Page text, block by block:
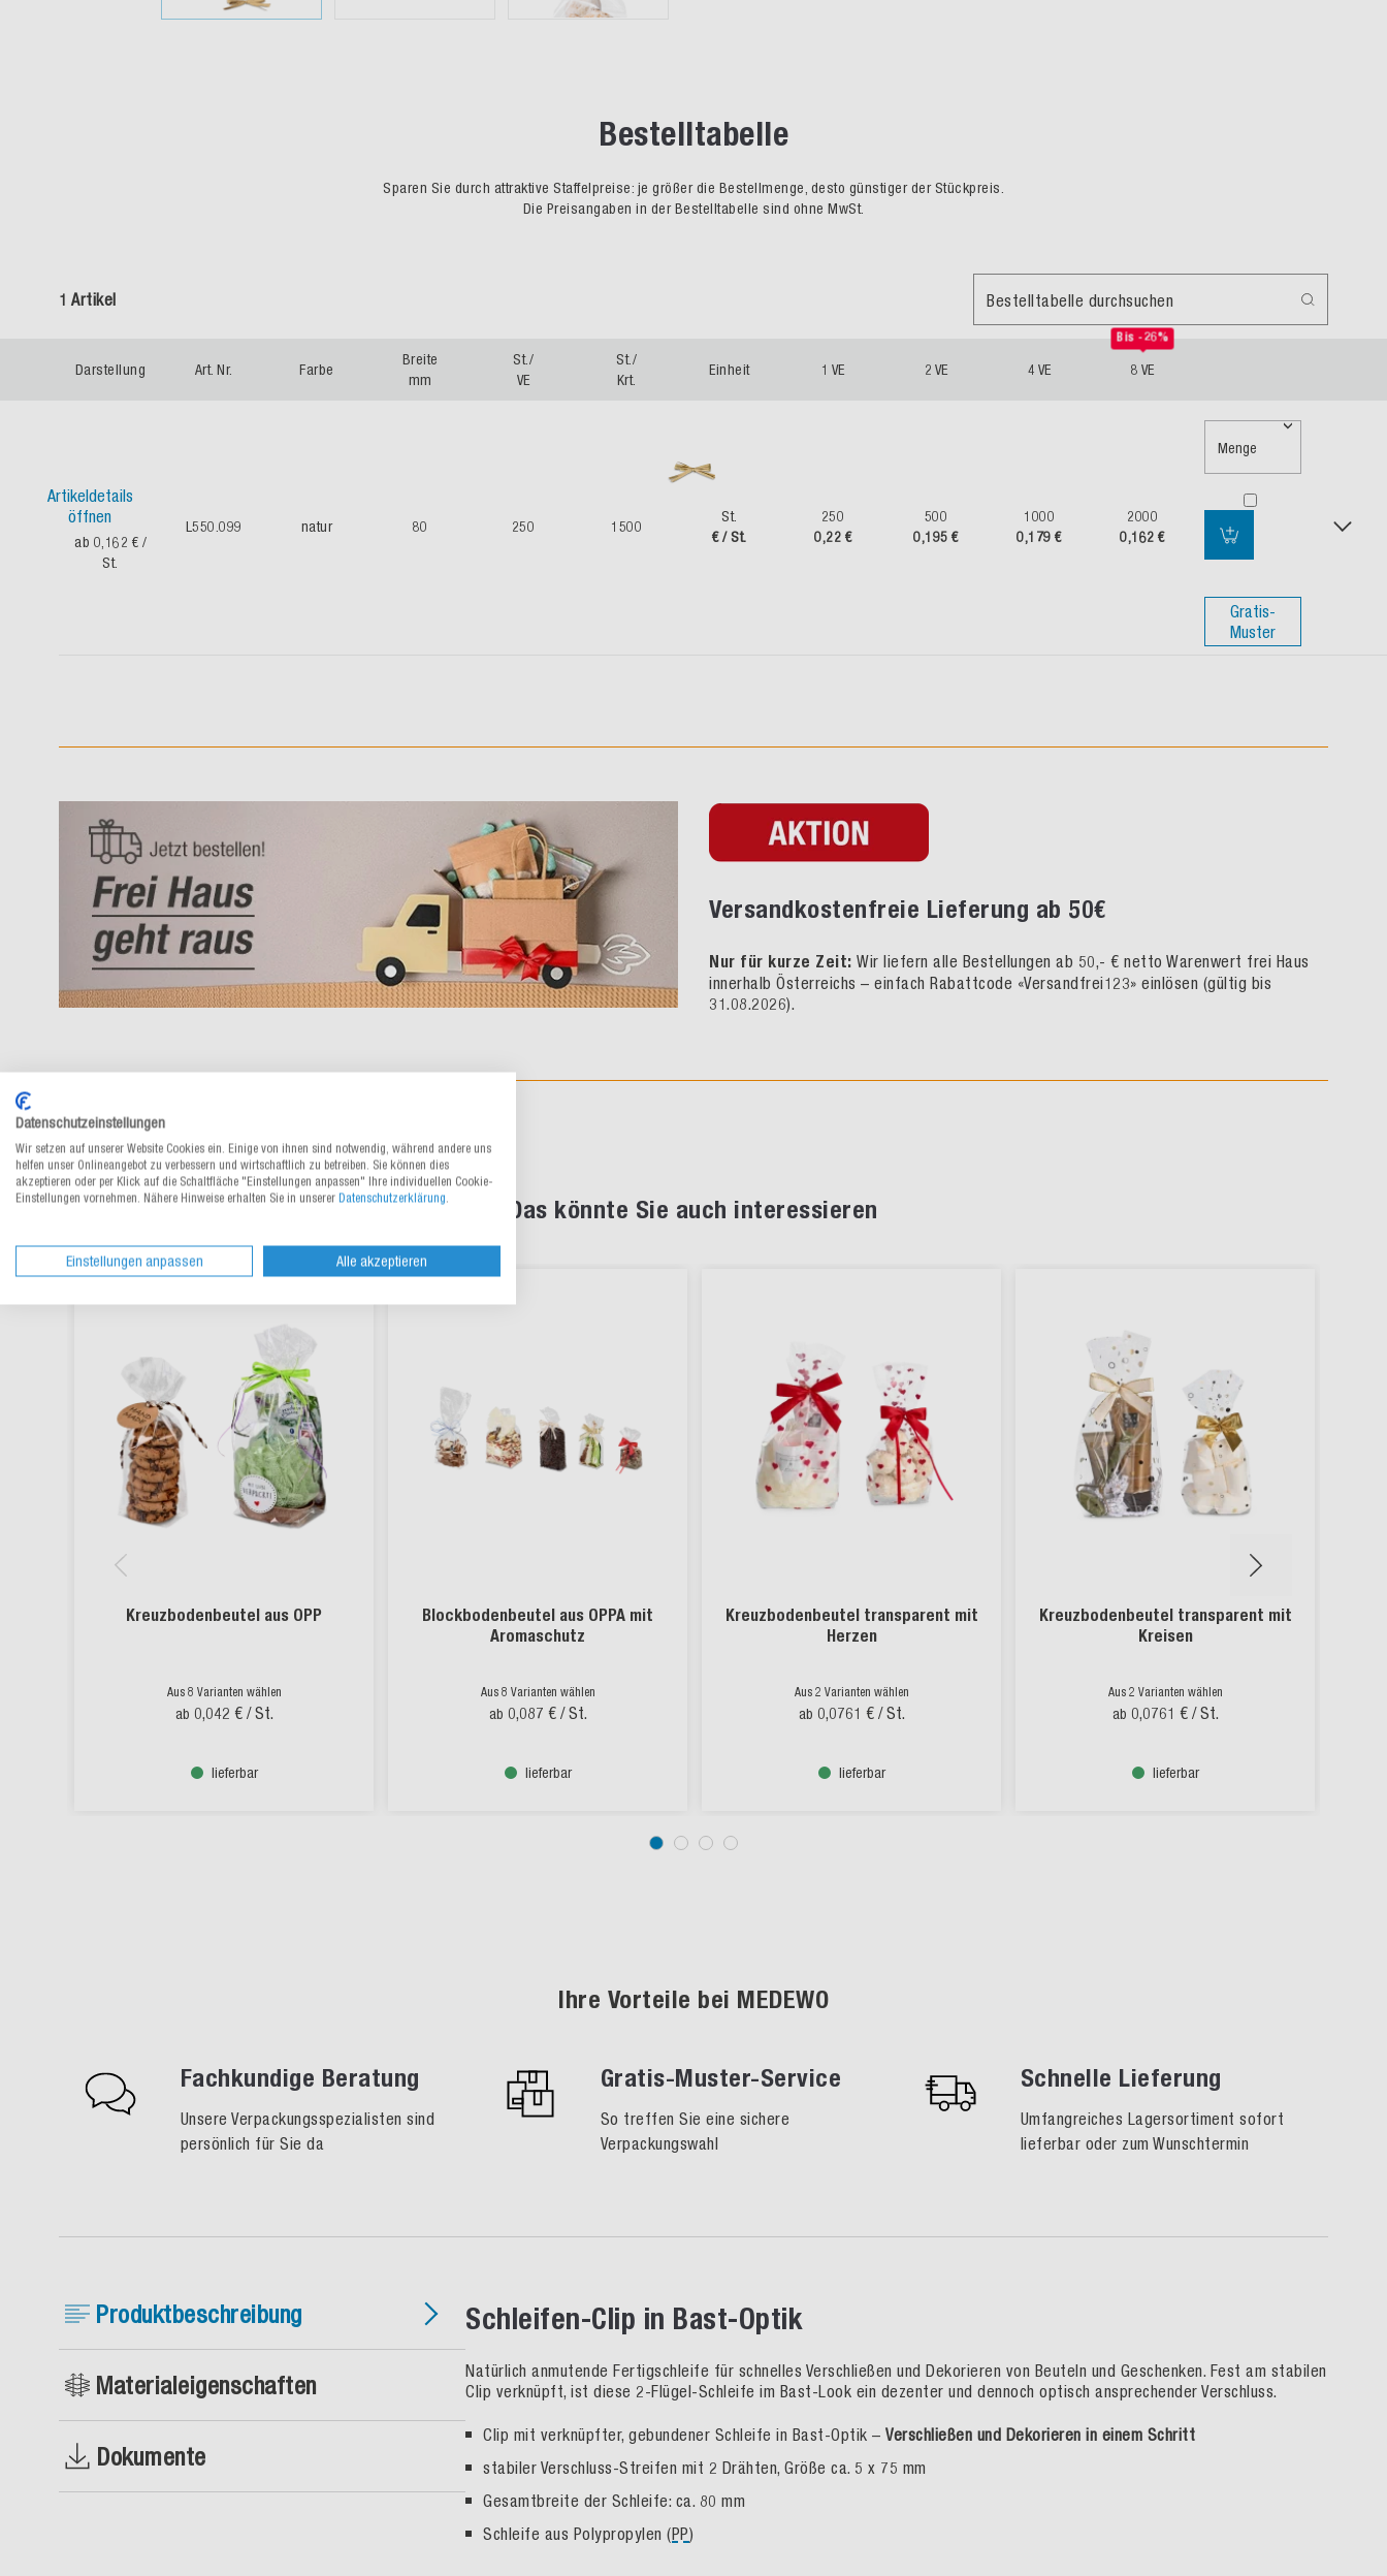
Bestelltabelle
Sparen Sie durch attraktive Staffelpreise: je größer die Bestellmenge, desto günstiger der Stückpreis.
Die Preisangaben in der Bestelltabelle sind ohne MwSt.
1 Artikel Bestelltabelle durchsuchen
Darstellung Art. Nr. Farbe
Breite
mm
St./
VE
St./
Krt.
Einheit 1 VE 2 VE 4 VE
Bis -26%
8 VE
Artikeldetails
öffnen
ab 0,162 € /
St.
L550.099 natur 80 250 1500
St.
€ / St.
250
0,22 €
500
0,195 €
1000
0,179 €
2000
0,162 €
Menge
Gratis-
Muster
Versandkostenfreie Lieferung ab 50€
Nur für kurze Zeit: Wir liefern alle Bestellungen ab 50,- € netto Warenwert frei Haus
innerhalb Österreichs – einfach Rabattcode «Versandfrei123» einlösen (gültig bis
31.08.2026).
Das könnte Sie auch interessieren
Kreuzbodenbeutel aus OPP
Aus 8 Varianten wählen
ab 0,042 € / St.
lieferbar
Blockbodenbeutel aus OPPA mit
Aromaschutz
Aus 8 Varianten wählen
ab 0,087 € / St.
lieferbar
Kreuzbodenbeutel transparent mit
Herzen
Aus 2 Varianten wählen
ab 0,0761 € / St.
lieferbar
Kreuzbodenbeutel transparent mit
Kreisen
Aus 2 Varianten wählen
ab 0,0761 € / St.
lieferbar
Ihre Vorteile bei MEDEWO
Fachkundige Beratung
Unsere Verpackungsspezialisten sind
persönlich für Sie da
Gratis-Muster-Service
So treffen Sie eine sichere
Verpackungswahl
Schnelle Lieferung
Umfangreiches Lagersortiment sofort
lieferbar oder zum Wunschtermin
Produktbeschreibung
Materialeigenschaften
Dokumente
Schleifen-Clip in Bast-Optik
Natürlich anmutende Fertigschleife für schnelles Verschließen und Dekorieren von Beuteln und Geschenken. Fest am stabilen
Clip verknüpft, ist diese 2-Flügel-Schleife im Bast-Look ein dezenter und dennoch optisch ansprechender Verschluss.
Clip mit verknüpfter, gebundener Schleife in Bast-Optik – Verschließen und Dekorieren in einem Schritt
stabiler Verschluss-Streifen mit 2 Drähten, Größe ca. 5 x 75 mm
Gesamtbreite der Schleife: ca. 80 mm
Schleife aus Polypropylen (PP)
Datenschutzeinstellungen
Wir setzen auf unserer Website Cookies ein. Einige von ihnen sind notwendig, während andere uns
helfen unser Onlineangebot zu verbessern und wirtschaftlich zu betreiben. Sie können dies
akzeptieren oder per Klick auf die Schaltfläche "Einstellungen anpassen" Ihre individuellen Cookie-
Einstellungen vornehmen. Nähere Hinweise erhalten Sie in unserer Datenschutzerklärung.
Einstellungen anpassen Alle akzeptieren